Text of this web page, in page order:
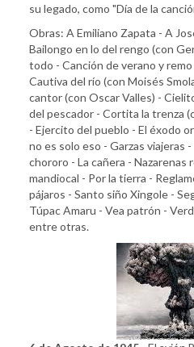
su legado, como "Día de la
Obras: A Emiliano Zapata - A
Bailongo en lo del rengo (con
todo - Canción de verano y
Cautiva del río (con Moisés
cantor (con Oscar Valles) -
del pescador - Cortita la trenza
- Ejercito del pueblo - El éxodo
no es solo eso - Garzas viajeras
chororo - La cañera -
mandiocal - Por la tierra -
pájaros - Santo siño Xingole -
Túpac Amaru - Vea patrón -
entre otras.